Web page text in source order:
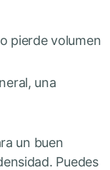
pierde volumen
una
un buen
Puedes